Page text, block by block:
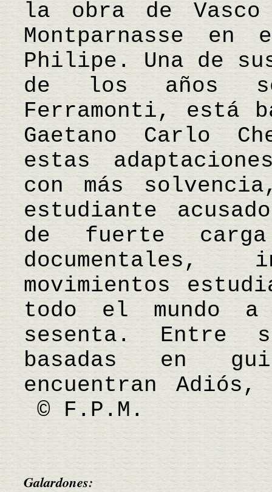
la obra de
Montparnasse
Philipe. Una de
de los años
Ferramonti, está
Gaetano Carlo
estas
con más
estudiante
de fuerte
movimientos
todo el mundo
sesenta. Entre
basadas en
encuentran
© F.P.M.
Galardones: